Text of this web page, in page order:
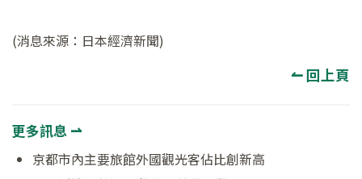
(消息來源：日本經濟新聞)
↼ 回上頁
更多訊息 ⇀
京都市內主要旅館外國觀光客佔比創新高